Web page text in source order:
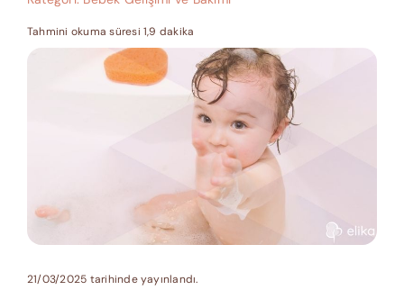
Tahmini okuma süresi 1,9 dakika
21/03/2025 tarihinde yayınlandı.